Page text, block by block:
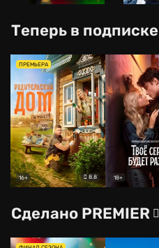
Теперь в подписке
16+ 8.8
ПРЕМЬЕРА
18+
Сделано PREMIER